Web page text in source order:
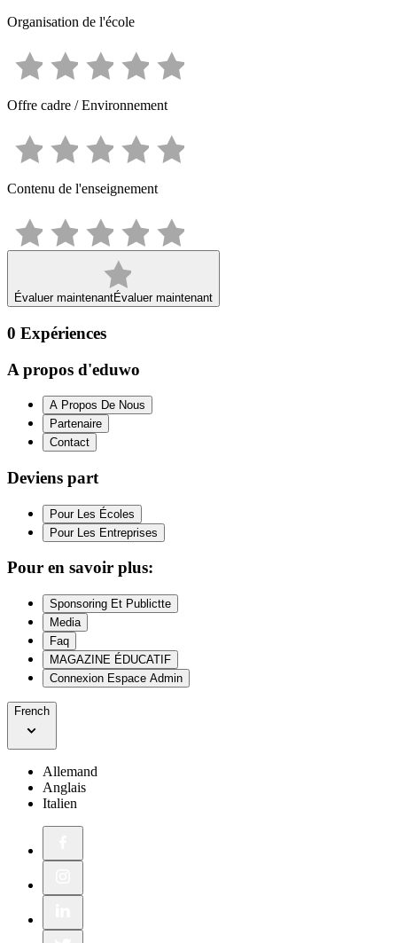
Organisation de l'école
Offre cadre / Environnement
Contenu de l'enseignement
Évaluer maintenantÉvaluer maintenant
0 Expériences
A propos d'eduwo
A Propos De Nous
Partenaire
Contact
Deviens part
Pour Les Écoles
Pour Les Entreprises
Pour en savoir plus:
Sponsoring Et Publictte
Media
Faq
MAGAZINE ÉDUCATIF
Connexion Espace Admin
French
Allemand
Anglais
Italien